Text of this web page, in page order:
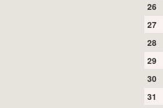
26
27
28
29
30
31